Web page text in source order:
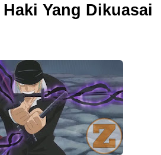
Yang Dikuasai